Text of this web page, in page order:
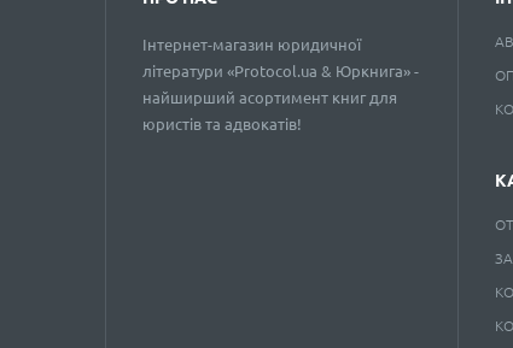
Інтернет-магазин юридичної
літератури «Protocol.ua & Юркнига» -
найширший асортимент книг для
юристів та адвокатів!